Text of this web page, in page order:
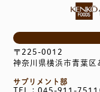
〒225-0012
神奈川県横浜市青葉
サプリメント部
TEL：045-911-